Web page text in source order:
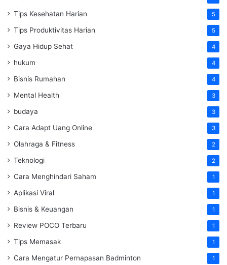
Tips Kesehatan Harian 5
Tips Produktivitas Harian 5
Gaya Hidup Sehat 4
hukum 4
Bisnis Rumahan 4
Mental Health 3
budaya 3
Cara Adapt Uang Online 3
Olahraga & Fitness 2
Teknologi 2
Cara Menghindari Saham 1
Aplikasi Viral 1
Bisnis & Keuangan 1
Review POCO Terbaru 1
Tips Memasak 1
Cara Mengatur Pernapasan Badminton 1